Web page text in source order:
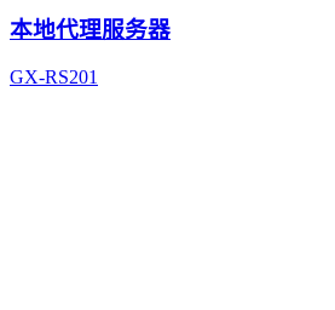
本地代理服务器
GX-RS201